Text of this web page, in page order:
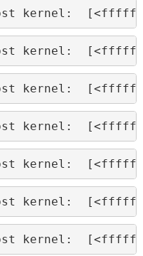
kernel:
kernel:
kernel:
kernel:
kernel:
kernel:
kernel: